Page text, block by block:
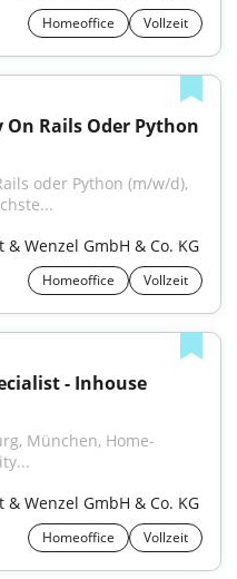
Homeoffice Vollzeit
On Rails Oder Python
oder Python (m/w/d),
Wenzel GmbH & Co. KG
Homeoffice Vollzeit
- Inhouse
München, Home-
Wenzel GmbH & Co. KG
Homeoffice Vollzeit